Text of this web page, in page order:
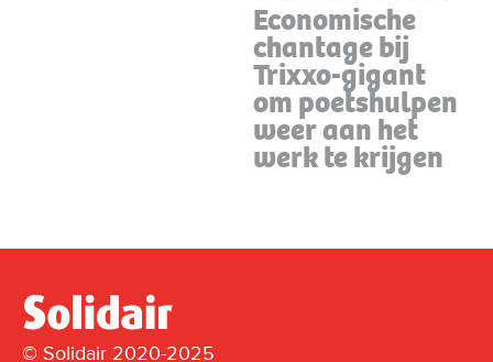
Economische
chantage bij
Trixxo-gigant
om poetshulpen
weer aan het
werk te krijgen
© Solidair 2020-2025